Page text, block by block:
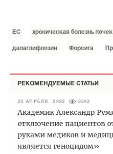
ЕС хроническая болезнь почек
дапаглифлозин Форсига
РЕКОМЕНДУЕМЫЕ СТАТЬИ
23 АПРЕЛЯ 2022 3342
Академик Александр
отключение пациентов
руками медиков и
является геноцидом»